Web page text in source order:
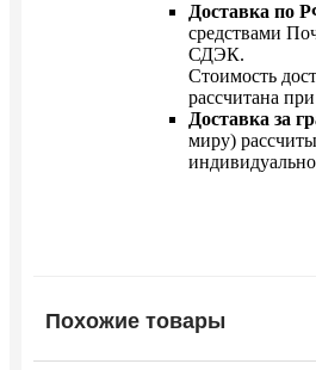
Доставка по
средствами
СДЭК.
Стоимость
рассчитана
Доставка за
миру)
Похожие товары